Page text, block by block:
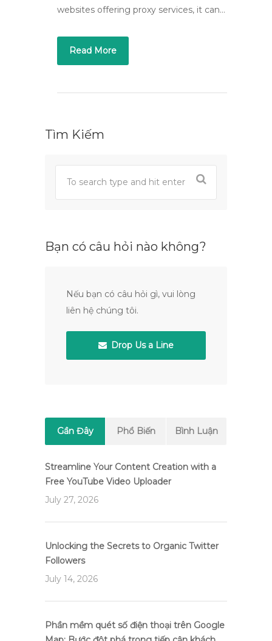
websites offering proxy services, it can…
Read More
Tìm Kiếm
Bạn có câu hỏi nào không?
Nếu bạn có câu hỏi gì, vui lòng
liên hệ chúng tôi.
Drop Us a Line
Gần Đây Phổ Biến Bình Luận
Streamline Your Content Creation with a
Free YouTube Video Uploader
July 27, 2026
Unlocking the Secrets to Organic Twitter
Followers
July 14, 2026
Phần mềm quét số điện thoại trên Google